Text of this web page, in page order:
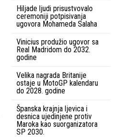
Hiljade ljudi prisustvovalo
ceremoniji potpisivanja
ugovora Mohameda Salaha
Vinicius produžio ugovor sa
Real Madridom do 2032.
godine
Velika nagrada Britanije
ostaje u MotoGP kalendaru
do 2028. godine
Španska krajnja ljevica i
desnica ujedinjene protiv
Maroka kao suorganizatora
SP 2030.